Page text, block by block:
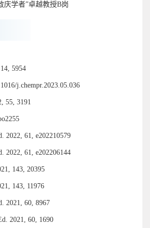
庆学者”卓越教授B岗
5954
j.chempr.2023.05.036
55, 3191
2022, 61, e202210579
2022, 61, e202206144
143, 20395
143, 11976
2021, 60, 8967
2021, 60, 1690